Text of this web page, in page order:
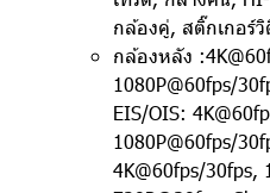
กล้องคู่, สติ๊กเกอร์วิ
กล้องหลัง
1080P@60fps/
EIS/OIS:
1080P@60fps/
4K@60fps/30fps,